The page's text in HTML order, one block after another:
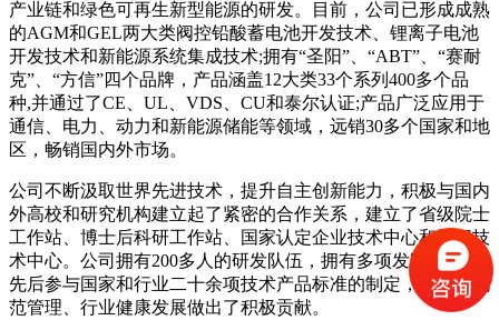
产业链和绿色可再生新型能源的研发。目前，公司已形成成熟
的AGM和GEL两大类阀控铅酸蓄电池开发技术、锂离子电池
开发技术和新能源系统集成技术;拥有“圣阳”、“ABT”、“赛耐
克”、“方信”四个品牌，产品涵盖12大类33个系列400多个品
种,并通过了CE、UL、VDS、CU和泰尔认证;产品广泛应用于
通信、电力、动力和新能源储能等领域，远销30多个国家和地
区，畅销国内外市场。
公司不断汲取世界先进技术，提升自主创新能力，积极与国内
外高校和研究机构建立起了紧密的合作关系，建立了省级院士
工作站、博士后科研工作站、国家认定企业技术中心和工程技
术中心。公司拥有200多人的研发队伍，拥有多项发明专利，
先后参与国家和行业二十余项技术产品标准的制定，为国家规
范管理、行业健康发展做出了积极贡献。